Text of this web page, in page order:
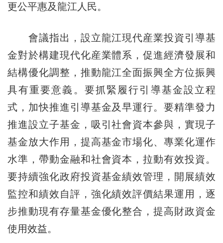
更公平惠及龍江人民。
會議指出，設立龍江現代産業投資引導基
金對於構建現代化産業體系，促進經濟發展和
結構優化調整，推動龍江全面振興全方位振興
具有重要意義。要抓緊履行引導基金設立程
式，加快推進引導基金及早運行。要精準發力
推進設立子基金，吸引社會資本參與，實現子
基金放大作用，提高基金市場化、專業化運作
水準，帶動金融和社會資本，拉動有效投資。
要持續強化政府投資基金績效管理，開展績效
監控和績效自評，強化績效評價結果運用，逐
步推動現有存量基金優化整合，提高財政資金
使用效益。